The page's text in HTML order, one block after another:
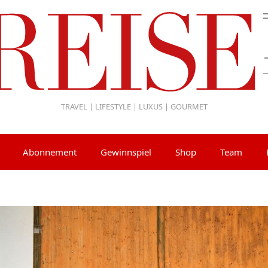
TRAVEL | LIFESTYLE | LUXUS | GOURMET
Abonnement Gewinnspiel Shop Team